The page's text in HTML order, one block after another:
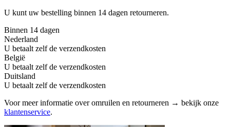
U kunt uw bestelling binnen 14 dagen retourneren.
Binnen 14 dagen
Nederland
U betaalt zelf de verzendkosten
België
U betaalt zelf de verzendkosten
Duitsland
U betaalt zelf de verzendkosten
Voor meer informatie over omruilen en retourneren → bekijk onze
klantenservice.